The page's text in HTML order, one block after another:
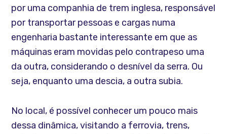
por uma companhia de trem inglesa, responsável
por transportar pessoas e cargas numa
engenharia bastante interessante em que as
máquinas eram movidas pelo contrapeso uma
da outra, considerando o desnível da serra. Ou
seja, enquanto uma descia, a outra subia.
No local, é possível conhecer um pouco mais
dessa dinâmica, visitando a ferrovia, trens,